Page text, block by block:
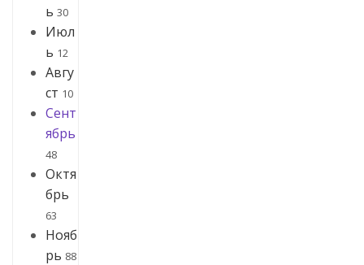
ь 30
Июл
ь 12
Авгу
ст 10
Сент
ябрь
48
Октя
брь
63
Нояб
рь 88